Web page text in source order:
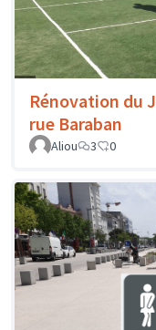
Rénovation du
rue Baraban
Aliou
3 0